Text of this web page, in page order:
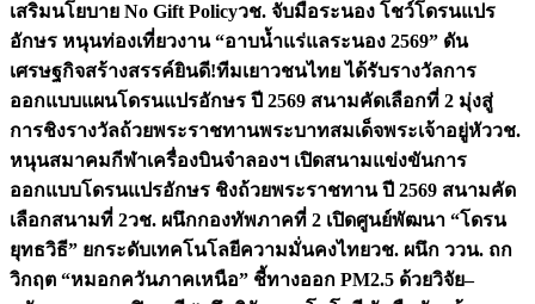
เสริมนโยบาย No Gift Policyวช. จับมือระนอง โชว์โดรนแปร
อักษร หนุนท่องเที่ยวงาน “อาบน้ำแร่แลระนอง 2569” ดัน
เศรษฐกิจสร้างสรรค์ยินดี!ทีมเยาวชนไทย ได้รับรางวัลการ
ออกแบบแผนโดรนแปรอักษร ปี 2569 สนามคัดเลือกที่ 2 มุ่งสู่
การชิงรางวัลถ้วยพระราชทานพระบาทสมเด็จพระเจ้าอยู่หัววช.
หนุนสมาคมกีฬาเครื่องบินจำลองฯ เปิดสนามแข่งขันการ
ออกแบบโดรนแปรอักษร ชิงถ้วยพระราชทาน ปี 2569 สนามคัด
เลือกสนามที่ 2วช. ผนึกกองทัพภาคที่ 2 เปิดศูนย์พัฒนา “โดรน
ยุทธวิธี” ยกระดับเทคโนโลยีความมั่นคงไทยวช. ผนึก ววน. ถก
วิกฤต “หมอกควันภาคเหนือ” ชี้ทางออก PM2.5 ด้วยวิจัย–